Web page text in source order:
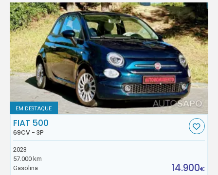
EM DESTAQUE
FIAT 500
69CV - 3P
2023
57.000 km
Gasolina
14.900€